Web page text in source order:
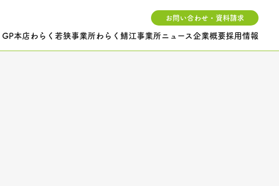
お問い合わせ・資料請求
GP本店わらく若狭事業所わらく鯖江事業所ニュース 企業概要採用情報